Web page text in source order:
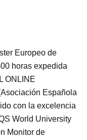
Europeo de
horas expedida
ONLINE
Española
con la excelencia
World University
Monitor de